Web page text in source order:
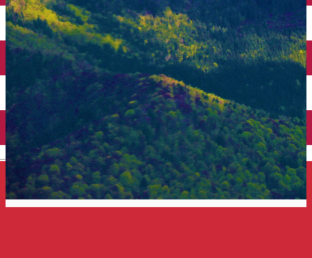
English
Închirieri auto
Închirieri de biciclete